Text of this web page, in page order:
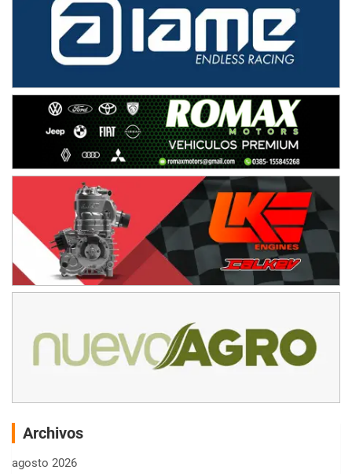
Archivos
agosto 2026